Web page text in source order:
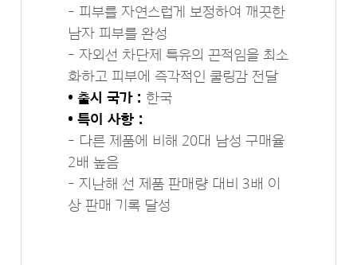
- 피부를 자연스럽게 보정하여 깨끗한
남자 피부를 완성
- 자외선 차단제 특유의 끈적임을 최소
화하고 피부에 즉각적인 쿨링감 전달
• 출시 국가 : 한국
• 특이 사항 :
- 다른 제품에 비해 20대 남성 구매율
2배 높음
- 지난해 선 제품 판매량 대비 3배 이
상 판매 기록 달성